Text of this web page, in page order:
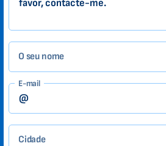
O seu nome
E-mail
Cidade